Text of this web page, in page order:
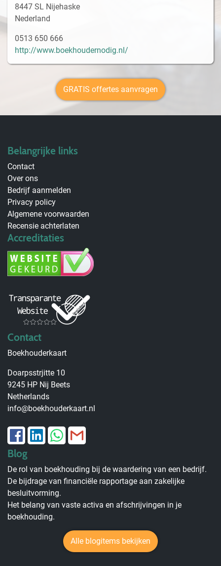
8447 SL Nijehaske
Nederland
0513 650 666
http://www.boekhoudernodig.nl/
GRATIS offertes aanvragen
Belangrijke links
Contact
Over ons
Bedrijf aanmelden
Privacy policy
Algemene voorwaarden
Recensie achterlaten
Accreditaties
Contact
Boekhouderkaart
Doarpsstrjitte 10
9245 HP Nij Beets
Netherlands
info@boekhouderkaart.nl
Blog
De rol van boekhouding bij de waardering van een bedrijf.
De bijdrage van financiële rapportage aan zakelijke
besluitvorming.
Het belang van vaste activa en afschrijvingen in je
boekhouding.
Alle blogitems bekijken